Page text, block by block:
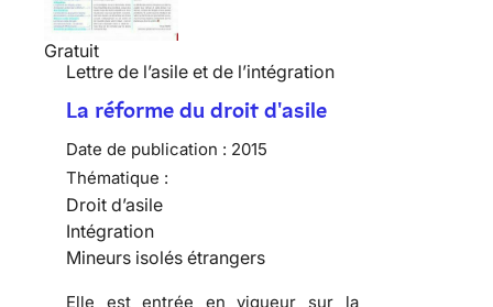
Gratuit
Lettre de l’asile et de l’intégration
La réforme du droit d'asile
Date de publication : 2015
Thématique :
Droit d’asile
Intégration
Mineurs isolés étrangers
Elle est entrée en vigueur sur la